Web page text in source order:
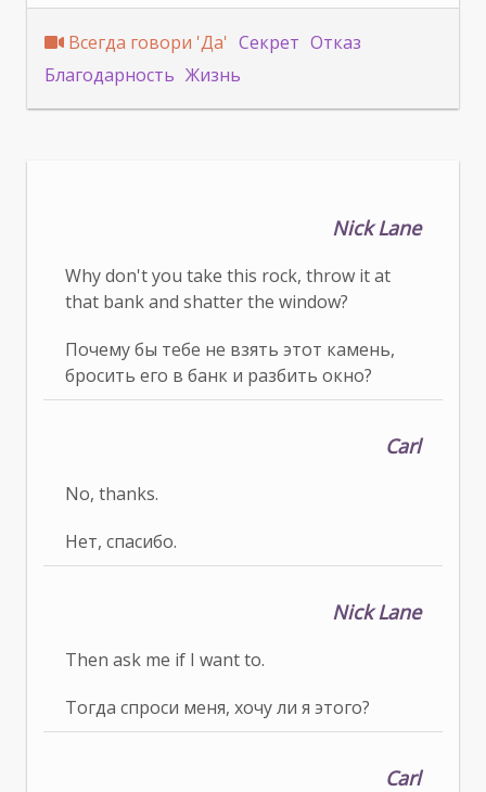
Всегда говори 'Да' Секрет Отказ
Благодарность Жизнь
Nick Lane
Why don't you take this rock, throw it at
that bank and shatter the window?
Почему бы тебе не взять этот камень,
бросить его в банк и разбить окно?
Carl
No, thanks.
Нет, спасибо.
Nick Lane
Then ask me if I want to.
Тогда спроси меня, хочу ли я этого?
Carl